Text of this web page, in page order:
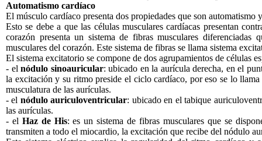
Automatismo cardíaco
El músculo cardíaco presenta dos propiedades que son
Esto se debe a que las células musculares cardíacas presentan
corazón presenta un sistema de fibras musculares
musculares del corazón. Este sistema de fibras se llama sistema
El sistema excitatorio se compone de dos agrupamientos de células
- elnódulo sinoauricular: ubicado en la aurícula derecha, en el
la excitación y su ritmo preside el ciclo cardíaco, por eso se lo
musculatura de las aurículas.
- el nódulo auriculoventricular: ubicado en el tabique
las aurículas.
- el Haz de His: es un sistema de fibras musculares que se
transmiten a todo el miocardio, la excitación que recibe del nódulo